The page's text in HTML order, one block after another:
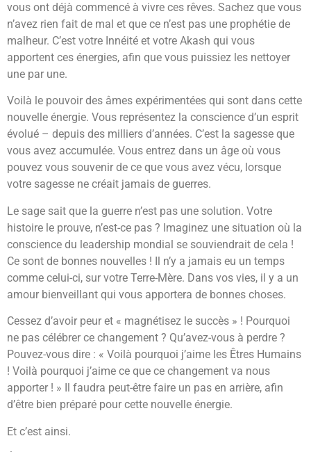
vous ont déjà commencé à vivre ces rêves. Sachez que vous
n’avez rien fait de mal et que ce n’est pas une prophétie de
malheur. C’est votre Innéité et votre Akash qui vous
apportent ces énergies, afin que vous puissiez les nettoyer
une par une.
Voilà le pouvoir des âmes expérimentées qui sont dans cette
nouvelle énergie. Vous représentez la conscience d’un esprit
évolué – depuis des milliers d’années. C’est la sagesse que
vous avez accumulée. Vous entrez dans un âge où vous
pouvez vous souvenir de ce que vous avez vécu, lorsque
votre sagesse ne créait jamais de guerres.
Le sage sait que la guerre n’est pas une solution. Votre
histoire le prouve, n’est-ce pas ? Imaginez une situation où la
conscience du leadership mondial se souviendrait de cela !
Ce sont de bonnes nouvelles ! Il n’y a jamais eu un temps
comme celui-ci, sur votre Terre-Mère. Dans vos vies, il y a un
amour bienveillant qui vous apportera de bonnes choses.
Cessez d’avoir peur et « magnétisez le succès » ! Pourquoi
ne pas célébrer ce changement ? Qu’avez-vous à perdre ?
Pouvez-vous dire : « Voilà pourquoi j’aime les Êtres Humains
! Voilà pourquoi j’aime ce que ce changement va nous
apporter ! » Il faudra peut-être faire un pas en arrière, afin
d’être bien préparé pour cette nouvelle énergie.
Et c’est ainsi.